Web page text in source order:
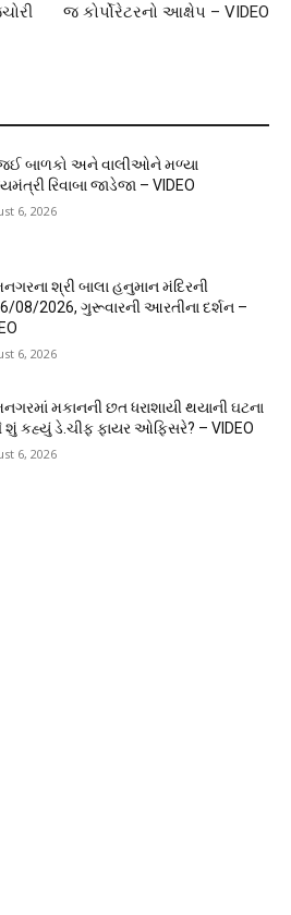
જ કોર્પોરેટરનો આક્ષેપ – VIDEO
બાળકો અને વાલીઓને મળ્યા
રિવાબા જાડેજા – VIDEO
6, 2026
શ્રી બાલા હનુમાન મંદિરની
08/2026, ગુરૂવારની આરતીના દર્શન –
6, 2026
મકાનની છત ધરાશાયી થયાની ઘટના
કહ્યું ડે.ચીફ ફાયર ઓફિસરે? – VIDEO
6, 2026